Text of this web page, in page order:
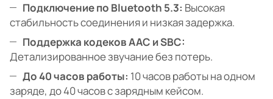
Подключение по Bluetooth 5.3: Высокая
стабильность соединения и низкая задержка.
Поддержка кодеков AAC и SBC:
Детализированное звучание без потерь.
До 40 часов работы: 10 часов работы на одном
заряде, до 40 часов с зарядным кейсом.